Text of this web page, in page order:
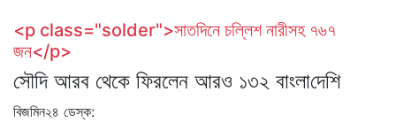
<p class="solder">সাত‌দিনে চল্লিশ নারীসহ ৭৬৭
জন</p>
সৌদি আরব থেকে ফিরলেন আরও ১৩২ বাংলা‌দে‌শি
বিজমিন২৪ ডেস্ক: